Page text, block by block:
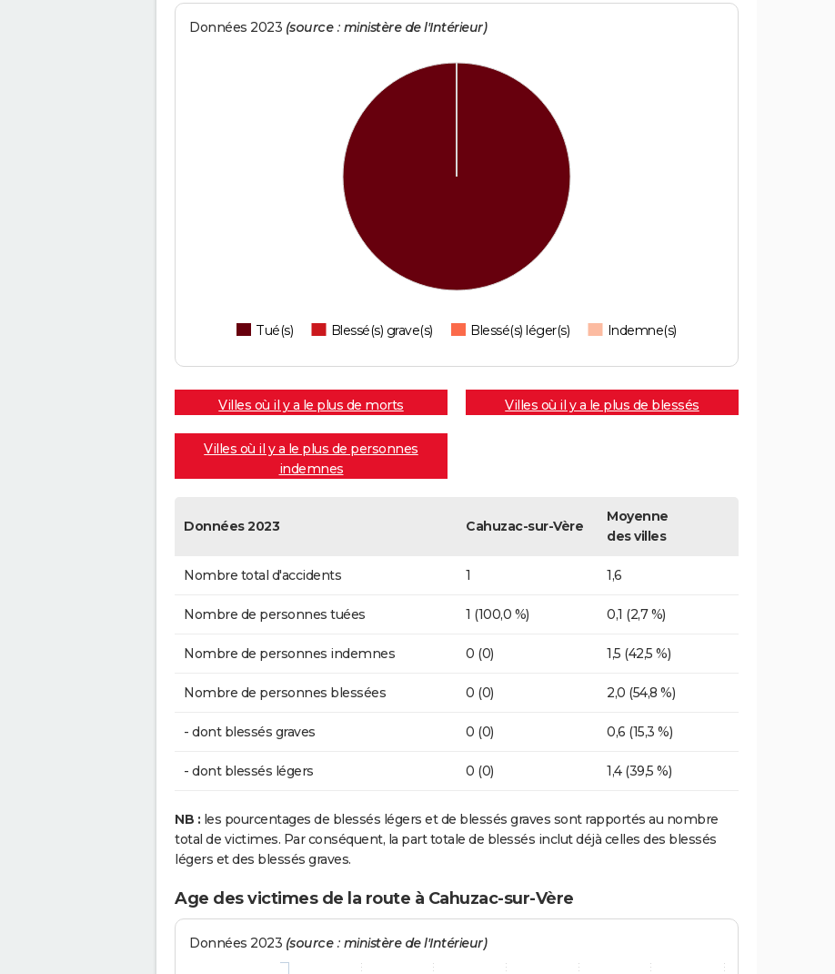
Données 2023 (source : ministère de l'Intérieur)
Tué(s) Blessé(s) grave(s) Blessé(s) léger(s) Indemne(s)
Villes où il y a le plus de morts Villes où il y a le plus de blessés
Villes où il y a le plus de personnes
indemnes
Données 2023 Cahuzac-sur-Vère
Moyenne
des villes
Nombre total d'accidents 1 1,6
Nombre de personnes tuées 1 (100,0 %) 0,1 (2,7 %)
Nombre de personnes indemnes 0 (0) 1,5 (42,5 %)
Nombre de personnes blessées 0 (0) 2,0 (54,8 %)
- dont blessés graves 0 (0) 0,6 (15,3 %)
- dont blessés légers 0 (0) 1,4 (39,5 %)
NB : les pourcentages de blessés légers et de blessés graves sont rapportés au nombre
total de victimes. Par conséquent, la part totale de blessés inclut déjà celles des blessés
légers et des blessés graves.
Age des victimes de la route à Cahuzac-sur-Vère
Données 2023 (source : ministère de l'Intérieur)